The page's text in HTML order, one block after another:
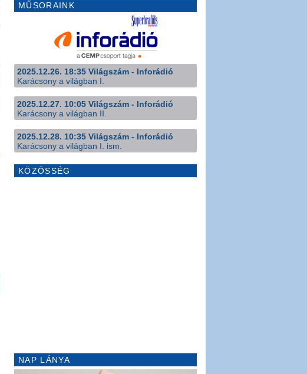
MŰSORAINK
2025.12.26. 18:35 Világszám - Inforádió
Karácsony a világban I.
2025.12.27. 10:05 Világszám - Inforádió
Karácsony a világban II.
2025.12.28. 10:35 Világszám - Inforádió
Karácsony a világban I. ism.
KÖZÖSSÉG
NAP LÁNYA